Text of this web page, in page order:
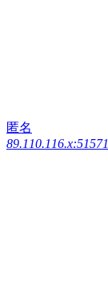
匿名
89.110.116.x:51571